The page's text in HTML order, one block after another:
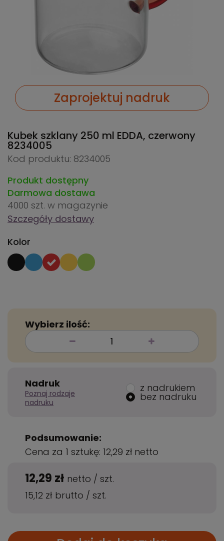
Zaprojektuj nadruk
Kubek szklany 250 ml EDDA, czerwony
8234005
Kod produktu: 8234005
Produkt dostępny
Darmowa dostawa
4000 szt. w magazynie
Szczegóły dostawy
Kolor
Wybierz ilość:
Nadruk
Poznaj rodzaje
nadruku
z nadrukiem
bez nadruku
Podsumowanie:
Cena za 1 sztukę: 12,29 zł netto
12,29 zł netto / szt.
15,12 zł brutto / szt.